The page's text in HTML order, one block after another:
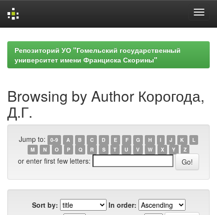
navigationРепозиторий УО "Гомельский государственный
университет имени Франциска Скорины"
Browsing by Author Корогода,
Д.Г.
Jump to: 0-9 A B C D E F G H I J K
L
M
N O P Q R S T U V W X Y Z
or enter first few letters:
Sort by:
In order: